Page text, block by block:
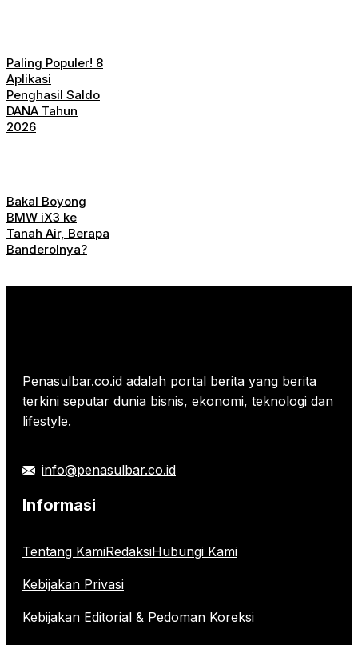
Paling Populer! 8
Aplikasi
Penghasil Saldo
DANA Tahun
2026
Bakal Boyong
BMW iX3 ke
Tanah Air, Berapa
Banderolnya?
Penasulbar.co.id adalah portal berita yang berita
terkini seputar dunia bisnis, ekonomi, teknologi dan
lifestyle.
info@penasulbar.co.id
Informasi
Tentang KamiRedaksiHubungi Kami
Kebijakan Privasi
Kebijakan Editorial & Pedoman Koreksi